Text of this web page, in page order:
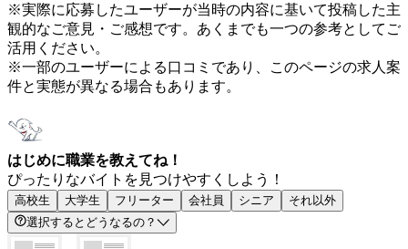
※実際に応募したユーザーが当時の内容に基いて投稿した主
観的なご意見・ご感想です。あくまでも一つの参考としてご
活用ください。
※一部のユーザーによる口コミであり、このページの求人案
件と実態が異なる場合もあります。
はじめに職業を教えてね！
ぴったりなバイトを見つけやすくしよう！
高校生 大学生 フリーター 会社員 シニア
それ以外
選択するとどうなるの？